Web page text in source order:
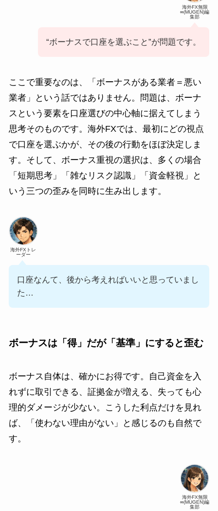
海外FX無限
∞(MUGEN)編
集部
“ボーナスで口座を選ぶこと”が問題です。
ここで重要なのは、「ボーナスがある業者＝悪い
業者」という話ではありません。問題は、ボーナ
スという要素を口座選びの中心軸に据えてしまう
思考そのものです。海外FXでは、最初にどの視点
で口座を選ぶかが、その後の行動をほぼ決定しま
す。そして、ボーナス重視の選択は、多くの場合
「短期思考」「雑なリスク認識」「資金軽視」と
いう三つの歪みを同時に生み出します。
海外FXトレ
ーダー
口座なんて、後から考えればいいと思っていまし
た…
ボーナスは「得」だが「基準」にすると歪む
ボーナス自体は、確かにお得です。自己資金を入
れずに取引できる、証拠金が増える、失っても心
理的ダメージが少ない。こうした利点だけを見れ
ば、「使わない理由がない」と感じるのも自然で
す。
海外FX無限
∞(MUGEN)編
集部